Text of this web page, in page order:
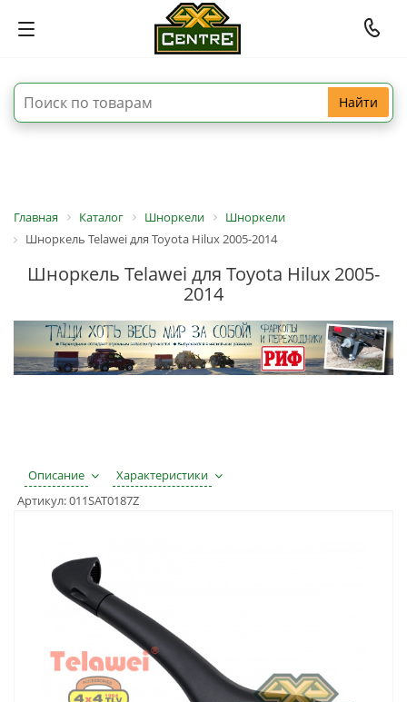
Найти
Главная Каталог Шноркели
Шноркели
Шноркель Telawei для Toyota Hilux 2005-2014
Шноркель Telawei для Toyota Hilux 2005-
2014
Описание
Характеристики
Артикул:011SAT0187Z